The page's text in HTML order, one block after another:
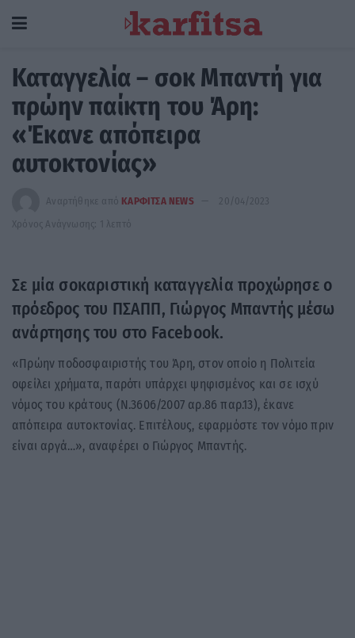
Καταγγελία – σοκ Μπαντή για
πρώην παίκτη του Άρη:
«Έκανε απόπειρα
αυτοκτονίας»
Αναρτήθηκε από ΚΑΡΦΙΤΣΑ NEWS
20/04/2023
Χρόνος Ανάγνωσης: 1 λεπτό
Σε μία σοκαριστική καταγγελία προχώρησε ο
πρόεδρος του ΠΣΑΠΠ, Γιώργος Μπαντής μέσω
ανάρτησης του στο Facebook.
«Πρώην ποδοσφαιριστής του Άρη, στον οποίο η Πολιτεία
οφείλει χρήματα, παρότι υπάρχει ψηφισμένος και σε ισχύ
νόμος του κράτους (Ν.3606/2007 αρ.86 παρ.13), έκανε
απόπειρα αυτοκτονίας. Επιτέλους, εφαρμόστε τον νόμο πριν
είναι αργά…», αναφέρει ο Γιώργος Μπαντής.